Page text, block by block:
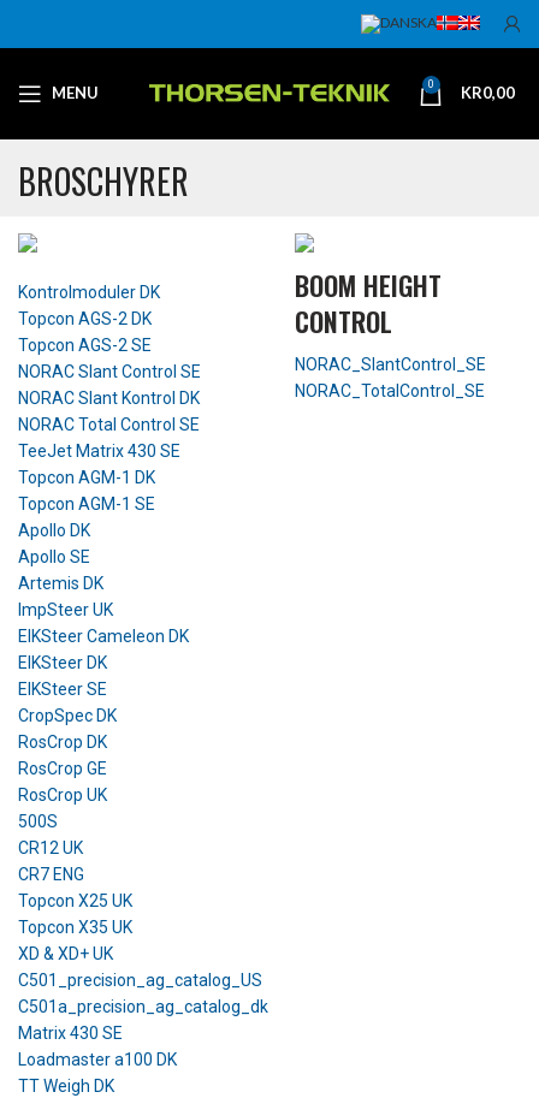
MENU 0 KR0,00
BROSCHYRER
Kontrolmoduler DK
Topcon AGS-2 DK
Topcon AGS-2 SE
NORAC Slant Control SE
NORAC Slant Kontrol DK
NORAC Total Control SE
TeeJet Matrix 430 SE
Topcon AGM-1 DK
Topcon AGM-1 SE
Apollo DK
Apollo SE
Artemis DK
ImpSteer UK
EIKSteer Cameleon DK
EIKSteer DK
EIKSteer SE
CropSpec DK
RosCrop DK
RosCrop GE
RosCrop UK
500S
CR12 UK
CR7 ENG
Topcon X25 UK
Topcon X35 UK
XD & XD+ UK
C501_precision_ag_catalog_US
C501a_precision_ag_catalog_dk
Matrix 430 SE
Loadmaster a100 DK
TT Weigh DK
BOOM HEIGHT
CONTROL
NORAC_SlantControl_SE
NORAC_TotalControl_SE